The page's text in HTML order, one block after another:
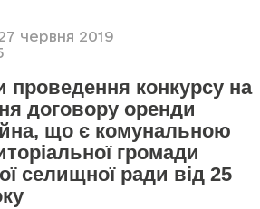
червня 2019
проведення конкурсу на
договору оренди
що є комунальною
громади
селищної ради від 25